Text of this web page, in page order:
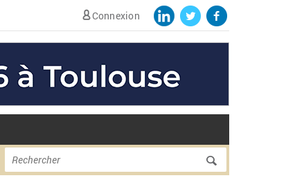
Connexion
Formulaire de
Rechercher